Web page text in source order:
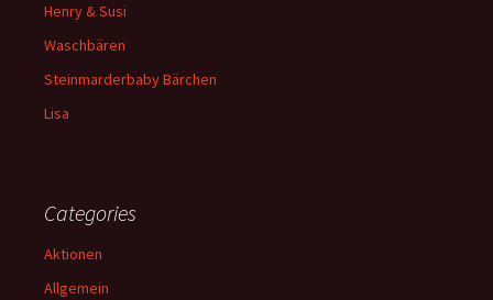
Henry & Susi
Waschbären
Steinmarderbaby Bärchen
Lisa
Categories
Aktionen
Allgemein